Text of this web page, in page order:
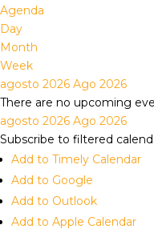
Agenda
Day
Month
Week
agosto 2026 Ago 2026
There are no upcoming
agosto 2026 Ago 2026
Subscribe to filtered
Add to Timely Calendar
Add to Google
Add to Outlook
Add to Apple Calendar